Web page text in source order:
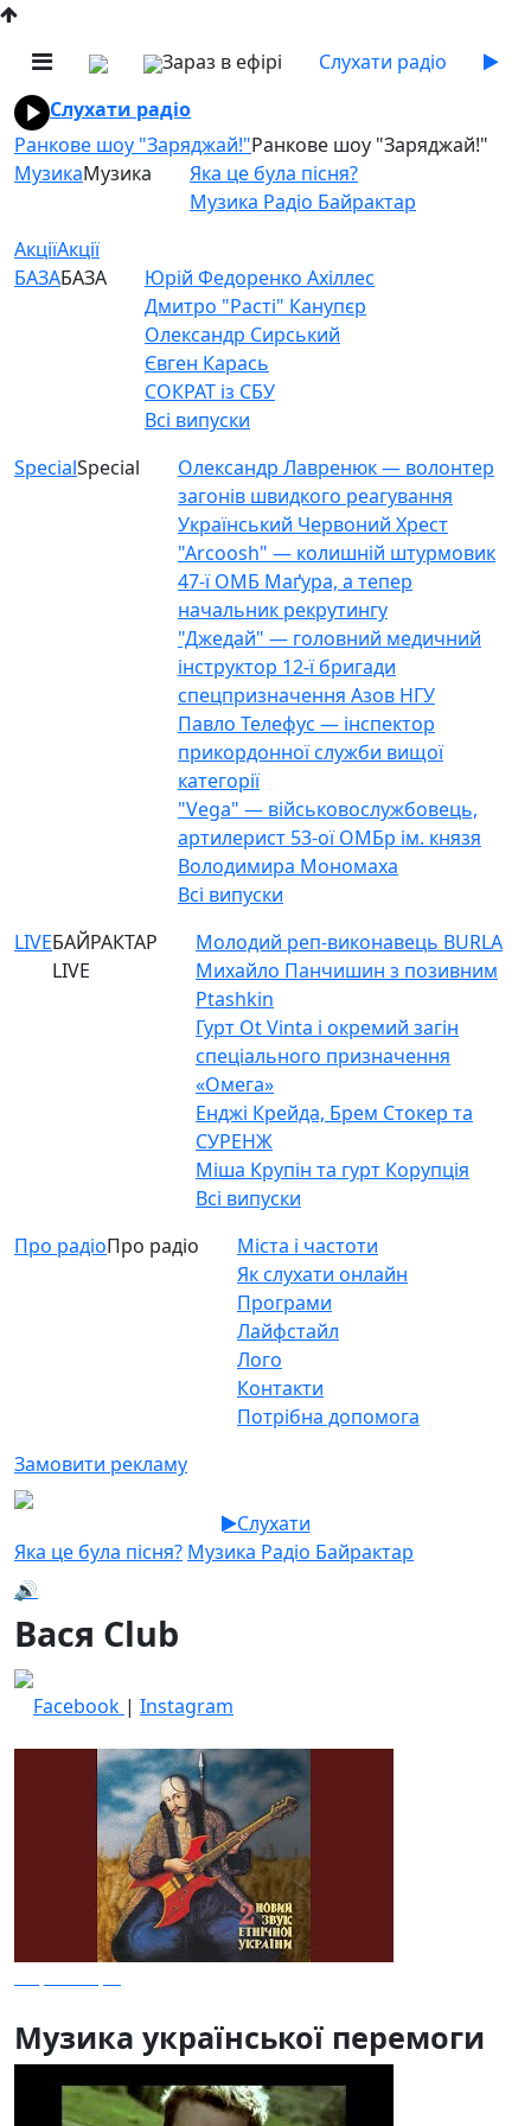
Зараз в ефірі
Слухати радіо
Слухати радіо
Ранкове шоу "Заряджай!"Ранкове шоу "Заряджай!"
МузикаМузика
Яка це була пісня?
Музика Радіо Байрактар
АкціїАкції
БАЗАБАЗА
Юрій Федоренко Ахіллес
Дмитро "Расті" Канупєр
Олександр Сирський
Євген Карась
СОКРАТ із СБУ
Всі випуски
SpecialSpecial
Олександр Лавренюк — волонтер
загонів швидкого реагування
Український Червоний Хрест
"Arcoosh" — колишній штурмовик
47-ї ОМБ Маґура, а тепер
начальник рекрутингу
"Джедай" — головний медичний
інструктор 12-ї бригади
спецпризначення Азов НГУ
Павло Телефус — інспектор
прикордонної служби вищої
категорії
"Vega" — військовослужбовець,
артилерист 53-ої ОМБр ім. князя
Володимира Мономаха
Всі випуски
LIVEБАЙРАКТАР
LIVE
Молодий реп-виконавець BURLA
Михайло Панчишин з позивним
Ptashkin
Гурт Ot Vinta і окремий загін
спеціального призначення
«Омега»
Енджі Крейда, Брем Стокер та
СУРЕНЖ
Міша Крупін та гурт Корупція
Всі випуски
Про радіоПро радіо
Міста і частоти
Як слухати онлайн
Програми
Лайфстайл
Лого
Контакти
Потрібна допомога
Замовити рекламу
Слухати
Яка це була пісня? Музика Радіо Байрактар
🔊
Вася Club
Facebook | Instagram
Музика української перемоги